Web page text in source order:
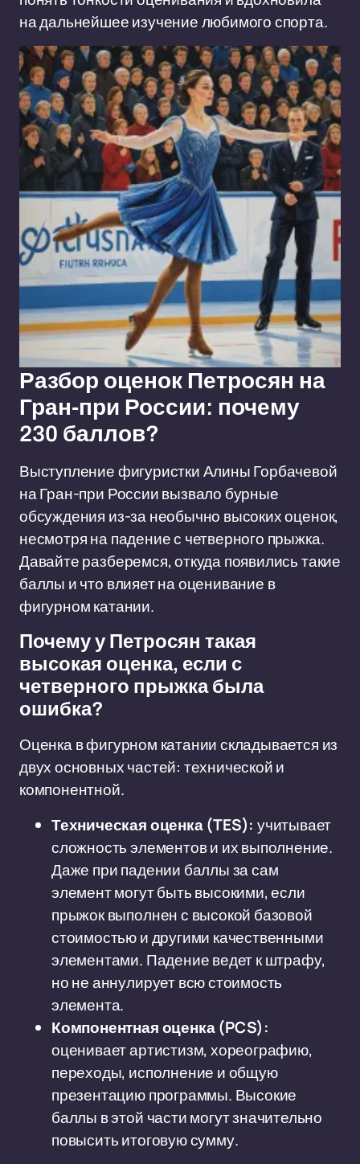
на дальнейшее изучение любимого спорта.
Разбор оценок Петросян на
Гран-при России: почему
230 баллов?
Выступление фигуристки Алины Горбачевой
на Гран-при России вызвало бурные
обсуждения из-за необычно высоких оценок,
несмотря на падение с четверного прыжка.
Давайте разберемся, откуда появились такие
баллы и что влияет на оценивание в
фигурном катании.
Почему у Петросян такая
высокая оценка, если с
четверного прыжка была
ошибка?
Оценка в фигурном катании складывается из
двух основных частей: технической и
компонентной.
Техническая оценка (TES): учитывает
сложность элементов и их выполнение.
Даже при падении баллы за сам
элемент могут быть высокими, если
прыжок выполнен с высокой базовой
стоимостью и другими качественными
элементами. Падение ведет к штрафу,
но не аннулирует всю стоимость
элемента.
Компонентная оценка (PCS):
оценивает артистизм, хореографию,
переходы, исполнение и общую
презентацию программы. Высокие
баллы в этой части могут значительно
повысить итоговую сумму.